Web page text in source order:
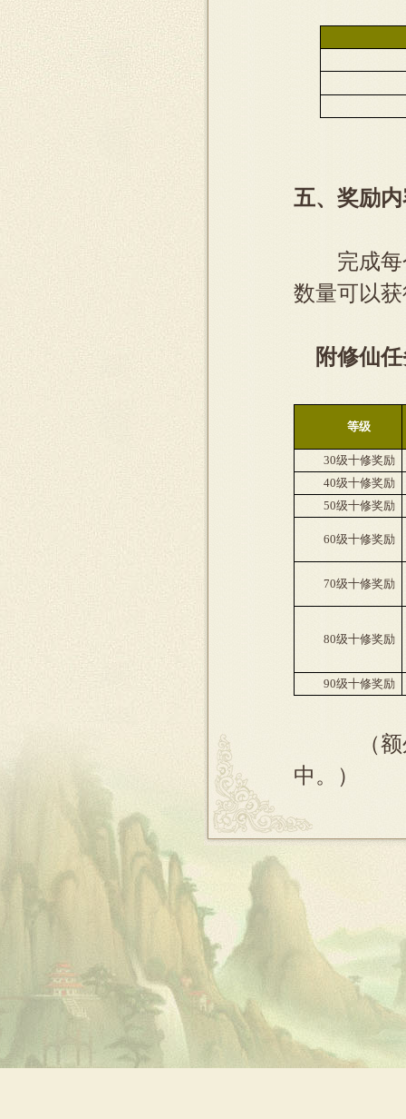
五、奖励
完成每个
数量可以
附修仙
等级
30级十修奖励
40级十修奖励
50级十修奖励
60级十修奖励
70级十修奖励
80级十修奖励
90级十修奖励
（额外
中。）